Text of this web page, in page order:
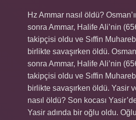
Hz Ammar nasıl öldü?
sonra Ammar, Halife Ali’nin
takipçisi oldu ve Sıffin
birlikte savaşırken öldü.
sonra Ammar, Halife Ali’nin
takipçisi oldu ve Sıffin
birlikte savaşırken öldü. Yasir
nasıl öldü? Son kocası
Yasir adında bir oğlu oldu. Oğlu